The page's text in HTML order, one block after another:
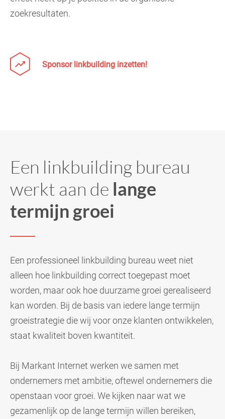
zoekresultaten.
Sponsor linkbuilding inzetten!
Een linkbuilding bureau
werkt aan de lange
termijn groei
Een professioneel linkbuilding bureau weet niet
alleen hoe linkbuilding correct toegepast moet
worden, maar ook hoe duurzame groei gerealiseerd
kan worden. Bij de basis van iedere lange termijn
groeistrategie die wij voor onze klanten ontwikkelen,
staat kwaliteit boven kwantiteit.
Bij Markant Internet werken we samen met
ondernemers met ambitie, oftewel ondernemers die
openstaan voor groei. We kijken naar wat we
gezamenlijk op de lange termijn willen bereiken,